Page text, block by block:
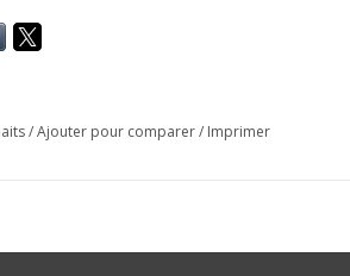
/Ajouter pour comparer/ Imprimer